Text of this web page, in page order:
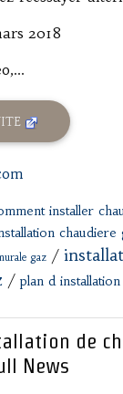
2018
installer
chaudiere
gaz /
/ plan d
de
News